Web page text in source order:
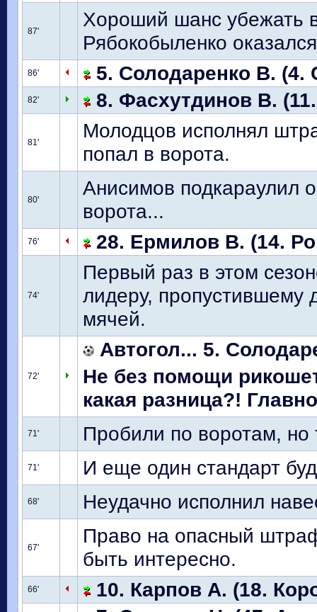
87'
Хороший шанс убежать
Рябокобыленко
86' 5. Солодаренко В. (4.
82' 8. Фасхутдинов В.
81'
Молодцов исполнял
попал в ворота.
80'
Анисимов подкараулил
ворота...
76' 28. Ермилов В. (14.
74'
Первый раз в этом
лидеру, пропустившему
мячей.
72'
Автогол... 5.
Не без помощи
какая разница?!
71' Пробили по воротам, но
71' И еще один стандарт
68' Неудачно исполнил
67'
Право на опасный
быть интересно.
66' 10. Карпов А. (18.